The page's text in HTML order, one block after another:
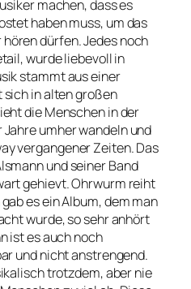
machen, dass es
haben muss, um das
dürfen. Jedes noch
wurde liebevoll in
stammt aus einer
in alten großen
die Menschen in der
umher wandeln und
vergangener Zeiten. Das
und seiner Band
gehievt. Ohrwurm reiht
es ein Album, dem man
wurde, so sehr anhört
ist es auch noch
und nicht anstrengend.
trotzdem, aber nie